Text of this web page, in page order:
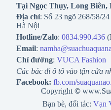
Tại Ngọc Thụy, Long Biên,
Địa chỉ: Số 23 ngõ 268/58/
Hà Nội
Hotline/Zalo: 0834.990.436
Email:
Chỉ đường: VUCA Fashion
Các bác đi ô tô vào tận cửa
Facebook: fb.com/
Copyright ©
Bạn bè, đối tác: Vạn